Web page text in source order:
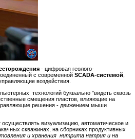
- цифровая геолого-
с современной SCADA-системой
воздействия.
технологий буквально "видеть сквозь
смещения пластов, влияющие на
решения - движением мыши
осуществлять визуализацию, автоматическое и
скважинах, на сборниках продуктивных
и хранения нитрита натрия и на